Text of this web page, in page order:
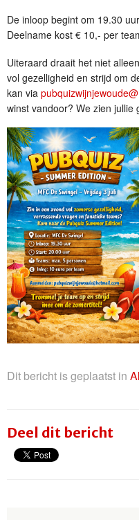
De inloop begint om 19.30
Deelname kost € 10,- per
Uiteraard draait het niet
vol gezelligheid en strijd om
kan via
winst vandoor? We zien jullie
Dit bericht is geplaatst in
Deel dit bericht